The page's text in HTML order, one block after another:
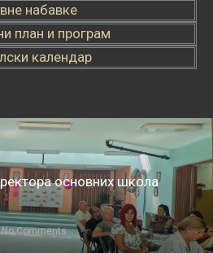
набавке
план и програм
календар
основних школа
No Comments